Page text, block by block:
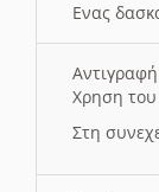
Ενας
Χρηση
Στη